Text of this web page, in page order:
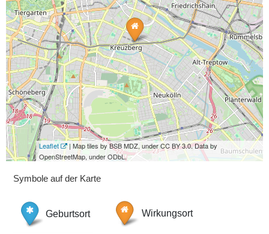
Leaflet
| Map tiles by BSB MDZ, under CC BY 3.0. Data by
OpenStreetMap, under ODbL.
Symbole auf der Karte
Geburtsort Wirkungsort